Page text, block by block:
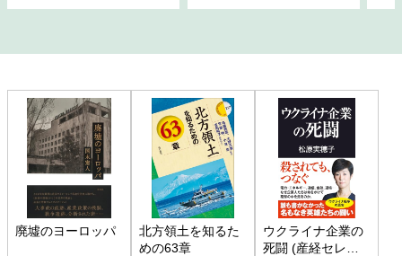
廃墟のヨーロッパ
北方領土を知るた
めの63章
ウクライナ企業の
死闘 (産経セレク